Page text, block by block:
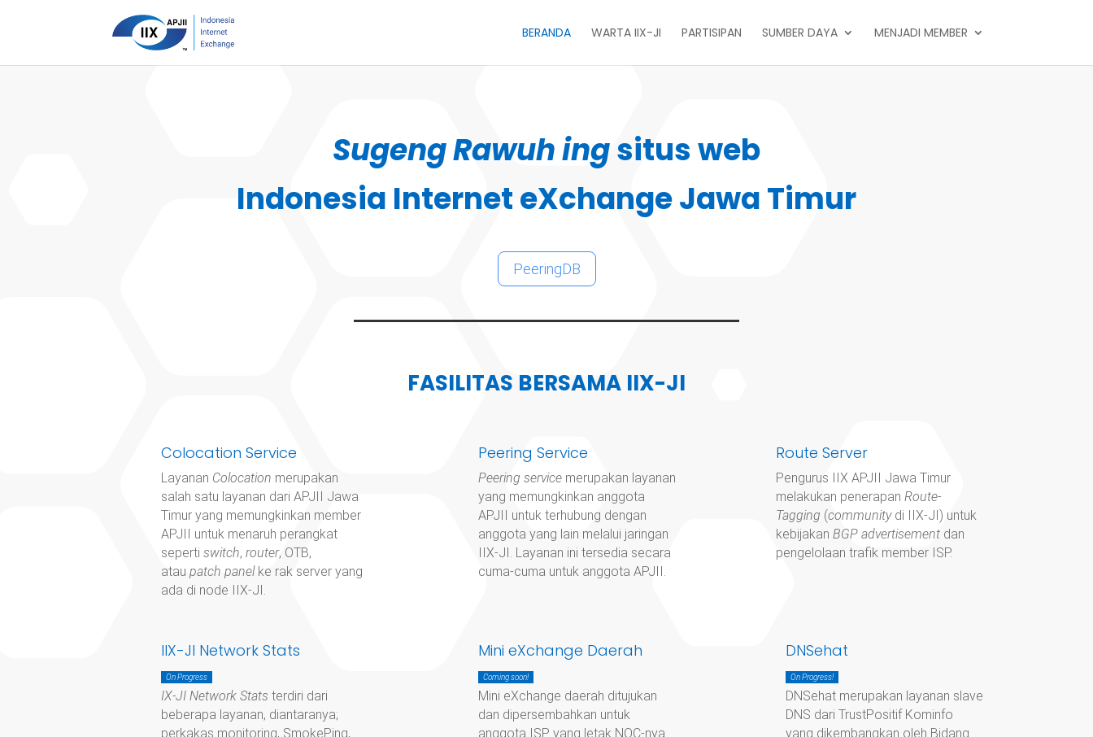
BERANDA WARTA IIX-JI PARTISIPAN SUMBER DAYA MENJADI MEMBER
Sugeng Rawuh ingsitus web
Indonesia Internet eXchange Jawa Timur
PeeringDB
FASILITAS BERSAMA IIX-JI
Colocation Service
Layanan Colocation merupakan
salah satu layanan dari APJII Jawa
Timur yang memungkinkan member
APJII untuk menaruh perangkat
seperti switch, router, OTB,
atau patch panelke rak server yang
ada di node IIX-JI.
Peering Service
Peering servicemerupakan layanan
yang memungkinkan anggota
APJII untuk terhubung dengan
anggota yang lain melalui jaringan
IIX-JI. Layanan ini tersedia secara
cuma-cuma untuk anggota APJII.
Route Server
Pengurus IIX APJII Jawa Timur
melakukan penerapanRoute-
Tagging (communitydi IIX-JI) untuk
kebijakanBGP advertisement dan
pengelolaan trafik member ISP.
IIX-JI Network Stats
On Progress
IX-JI Network Stats terdiri dari
beberapa layanan, diantaranya;
perkakas monitoring, SmokePing,
Mini eXchange Daerah
Coming soon!
Mini eXchange daerah ditujukan
dan dipersembahkan untuk
anggota ISP yang letak NOC-nya
DNSehat
On Progress!
DNSehat merupakan layanan slave
DNS dari TrustPositif Kominfo
yang dikembangkan oleh Bidang